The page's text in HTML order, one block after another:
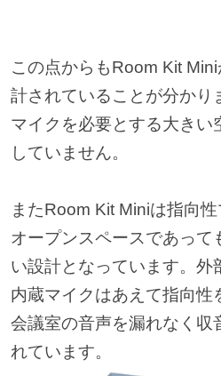
この点からもRoom Kit
計されていることが分かり
マイクを必要とする大きい
していません。
またRoom Kit Miniは指向性
オープンスペースであって
い設計となっています。外
内蔵マイクはあえて指向性
会議室の音声を漏れなく収
れています。